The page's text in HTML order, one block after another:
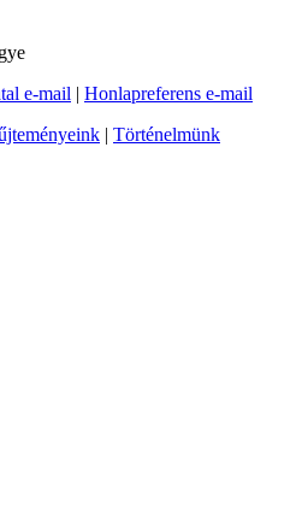
e-mail | Honlapreferens e-mail
| Történelmünk